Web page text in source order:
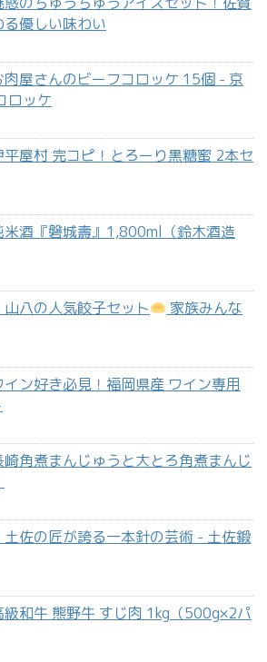
優しい味わい
肉屋さんのビーフコロッケ 15個 - 京
ロッケ
平屋村 完コピ！とろーり黒糖蜜 2本セ
米酒『磐城壽』1,800ml（鈴木酒造
山八の人気餃子セット
家族みんな
イン好き必見！福岡県産 ワイン専用
崎角煮まんじゅうと大とろ角煮まんじ
土佐の匠が誇る一本針の芸術 - 土佐鍛
級和牛 熊野牛 すじ肉 1kg（500g×2パ